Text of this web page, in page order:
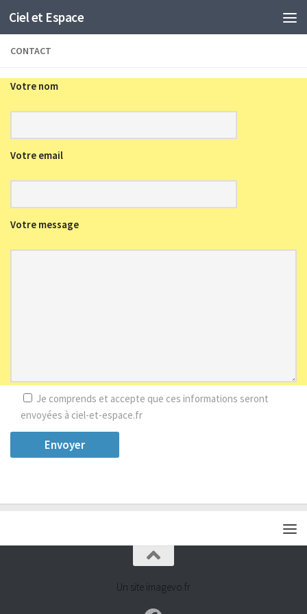
Skip to content
Ciel et Espace
CONTACT
Votre nom
Votre email
Votre message
Je comprends et accepte que ces informations seront
envoyées à ciel-et-espace.fr
Un site imagevo.fr